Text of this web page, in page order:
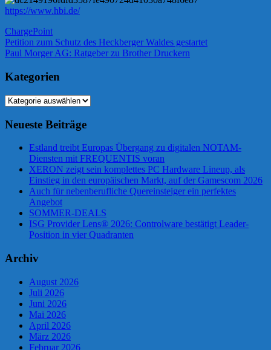
https://www.hbi.de/
ChargePoint
Beitragsnavigation
Vorheriger
Beitrag:
Petition zum Schutz des Heckberger Waldes gestartet
Nächster
Paul Morger AG: Ratgeber zu Brother Druckern
Kategorien
Kategorien
Neueste Beiträge
Estland treibt Europas Übergang zu digitalen NOTAM-
Diensten mit FREQUENTIS voran
XERON zeigt sein komplettes PC Hardware Lineup, als
Einstieg in den europäischen Markt, auf der Gamescom 2026
Auch für nebenberufliche Quereinsteiger ein perfektes
Angebot
SOMMER-DEALS
ISG Provider Lens® 2026: Controlware bestätigt Leader-
Position in vier Quadranten
Archiv
August 2026
Juli 2026
Juni 2026
Mai 2026
April 2026
März 2026
Februar 2026